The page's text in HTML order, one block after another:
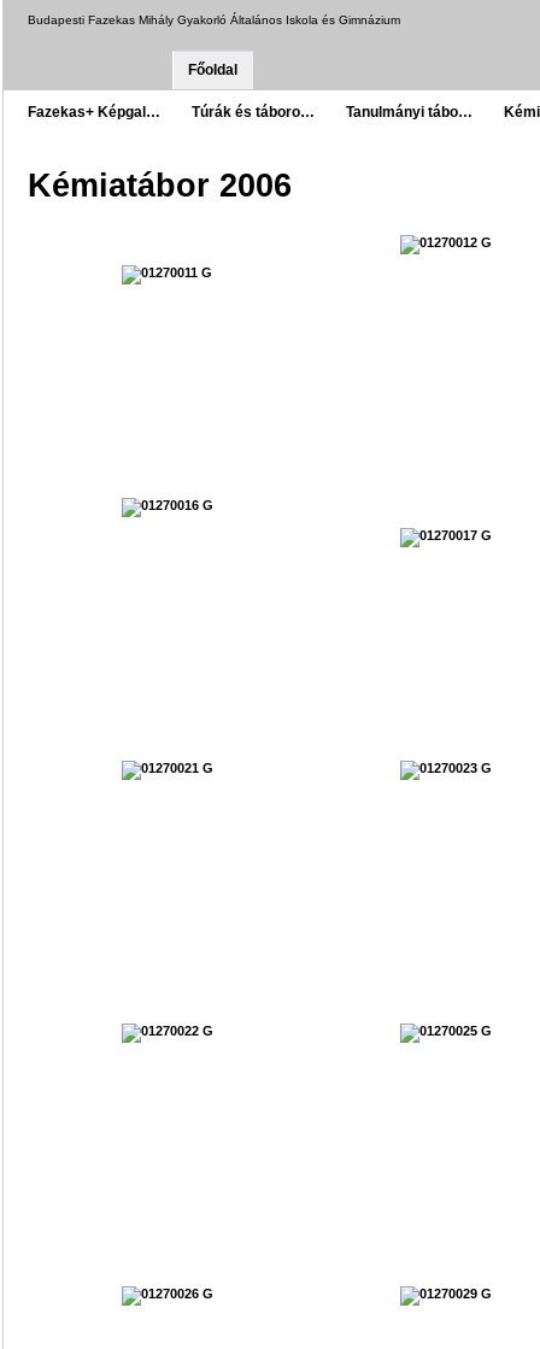
Budapesti Fazekas Mihály Gyakorló Általános Iskola és Gimnázium
Főoldal
Fazekas+ Képgal… Túrák és táboro… Tanulmányi tábo…
Kémiatábor 2006